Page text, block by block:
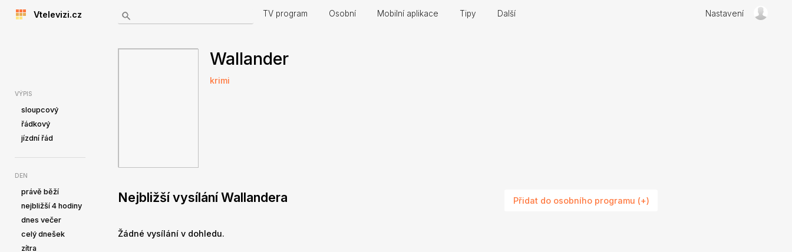
Vtelevizi.cz TV program Osobní Mobilní aplikace Tipy Další Nastavení
VÝPIS
sloupcový
řádkový
jízdní řád
DEN
právě běží
nejbližší 4 hodiny
dnes večer
celý dnešek
zítra
Wallander
krimi
Nejbližší vysílání Wallandera
Žádné vysílání v dohledu.
Přidat do osobního programu (+)